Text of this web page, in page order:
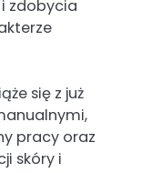
zdobycia
się z już
pracy oraz
skóry i